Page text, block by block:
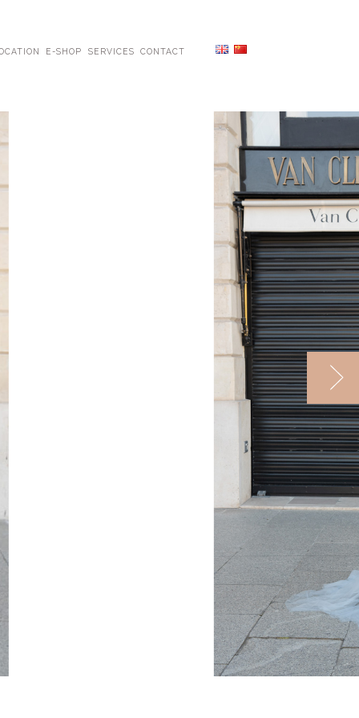
E-SHOP SERVICES CONTACT